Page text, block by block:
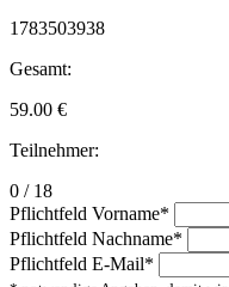
1783503938
Gesamt:
59.00 €
Teilnehmer:
0 / 18
Pflichtfeld Vorname*
Pflichtfeld Nachname*
Pflichtfeld E-Mail*